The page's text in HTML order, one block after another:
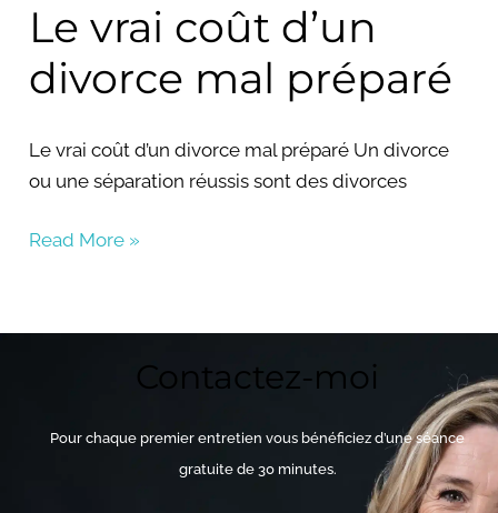
Le vrai coût d’un
divorce mal préparé
Le vrai coût d’un divorce mal préparé Un divorce
ou une séparation réussis sont des divorces
Read More »
Contactez-moi
Pour chaque premier entretien vous bénéficiez d’une séance
gratuite de 30 minutes.